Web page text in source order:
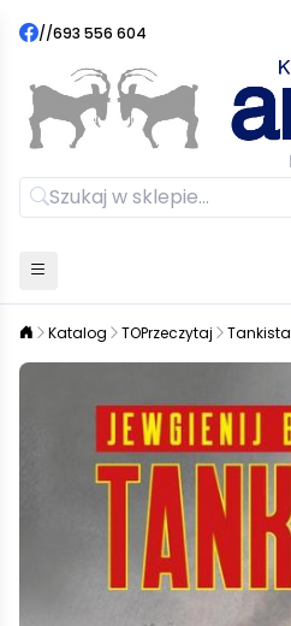
//693 556 604
Katalog TOPrzeczytaj Tankista